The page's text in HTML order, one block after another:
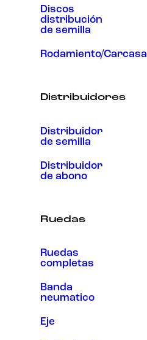
Discos
distribución
de semilla
Rodamiento/Carcasa
Distribuidores
Distribuidor
de semilla
Distribuidor
de abono
Ruedas
Ruedas
completas
Banda
neumatico
Eje